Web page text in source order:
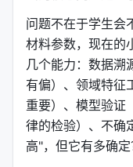
问题不在于学生会
材料参数，现在的
几个能力：数据溯
有偏）、领域特征
重要）、模型验证
律的检验）、不确
高"，但它有多确定